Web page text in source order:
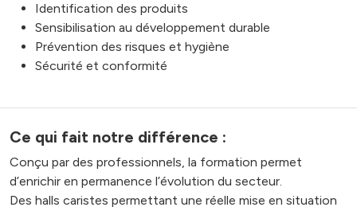
Identification des produits
Sensibilisation au développement durable
Prévention des risques et hygiène
Sécurité et conformité
Ce qui fait notre différence :
Conçu par des professionnels, la formation permet
d’enrichir en permanence l’évolution du secteur.
Des halls caristes permettant une réelle mise en situation